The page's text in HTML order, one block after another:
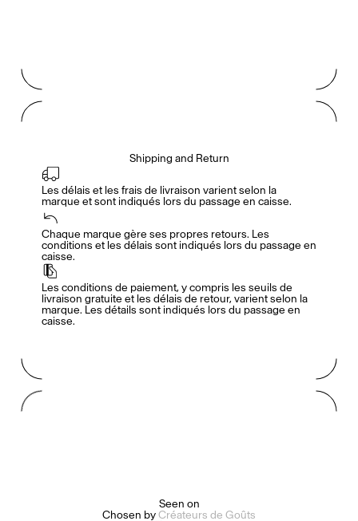
En/Fr
Accès complet pour les membres
Shipping and Return
Les délais et les frais de livraison varient selon la
marque et sont indiqués lors du passage en caisse.
Chaque marque gère ses propres retours. Les
conditions et les délais sont indiqués lors du passage en
caisse.
Les conditions de paiement, y compris les seuils de
livraison gratuite et les délais de retour, varient selon la
marque. Les détails sont indiqués lors du passage en
caisse.
Seen on
Chosen byCréateurs de Goûts